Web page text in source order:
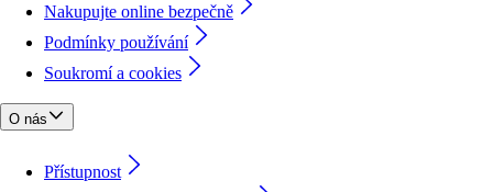
Nakupujte online bezpečně
Podmínky používání
Soukromí a cookies
O nás
Přístupnost